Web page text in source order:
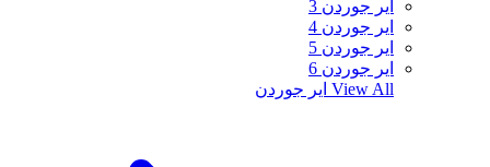
اير جوردن 3
اير جوردن 4
اير جوردن 5
اير جوردن 6
View All اير جوردن